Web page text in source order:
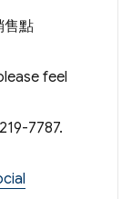
售點
feel
7787.